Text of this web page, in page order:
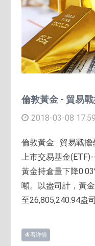
倫敦黃金 - 貿易
2018-03-08
倫敦黃金 : 貿易戰
上市交易基金
黃金持倉量下降
噸。以盎司計，黃
至26,805,240.94盎
查看详情